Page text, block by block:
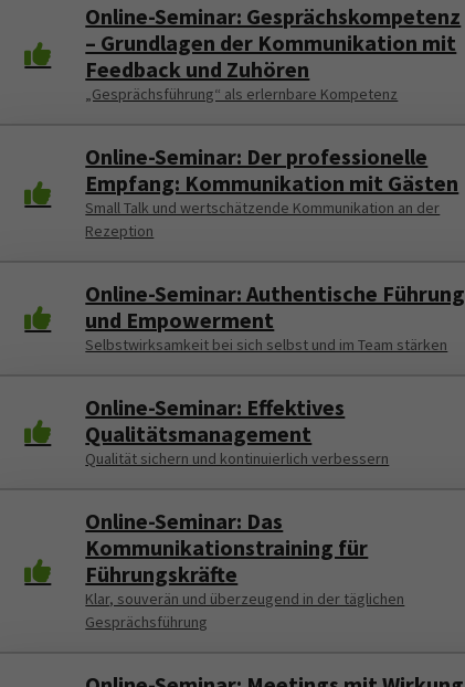
Online-Seminar: Gesprächskompetenz
– Grundlagen der Kommunikation mit
Feedback und Zuhören
„Gesprächsführung“ als erlernbare Kompetenz
Online-Seminar: Der professionelle
Empfang: Kommunikation mit Gästen
Small Talk und wertschätzende Kommunikation an der
Rezeption
Online-Seminar: Authentische Führung
und Empowerment
Selbstwirksamkeit bei sich selbst und im Team stärken
Online-Seminar: Effektives
Qualitätsmanagement
Qualität sichern und kontinuierlich verbessern
Online-Seminar: Das
Kommunikationstraining für
Führungskräfte
Klar, souverän und überzeugend in der täglichen
Gesprächsführung